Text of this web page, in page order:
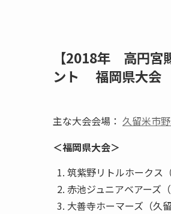
【2018年 高円宮
ント 福岡県大会
主な大会会場： 久留米市
＜福岡県大会＞
筑紫野リトル
赤池ジュニアベアーズ（
大善寺ホーマーズ（久留